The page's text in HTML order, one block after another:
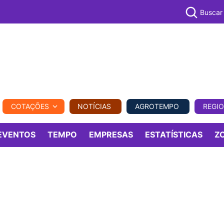
REGIONAL COMERCIAL AGROVIAGENS
Buscar
COTAÇÕES NOTÍCIAS AGROTEMPO
TEMPO EMPRESAS ESTATÍSTICAS